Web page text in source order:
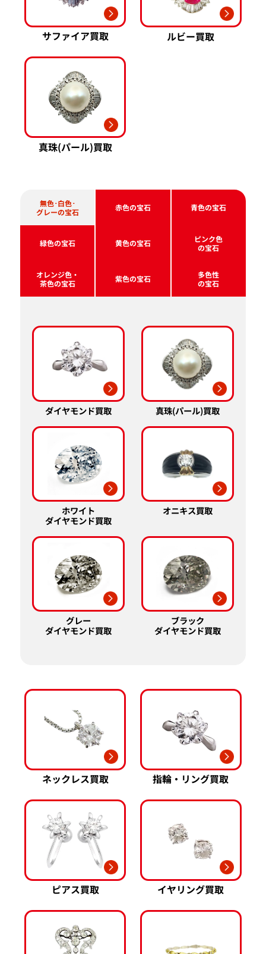
サファイア買取 ルビー買取
真珠(パール)買取
無色･白色･
グレーの宝石
赤色の宝石 青色の宝石
緑色の宝石 黄色の宝石
ピンク色
の宝石
オレンジ色・
茶色の宝石
紫色の宝石
多色性
の宝石
ダイヤモンド買取 真珠(パール)買取
ホワイト
ダイヤモンド買取
オニキス買取
グレー
ダイヤモンド買取
ブラック
ダイヤモンド買取
ネックレス買取 指輪・リング買取
ピアス買取 イヤリング買取